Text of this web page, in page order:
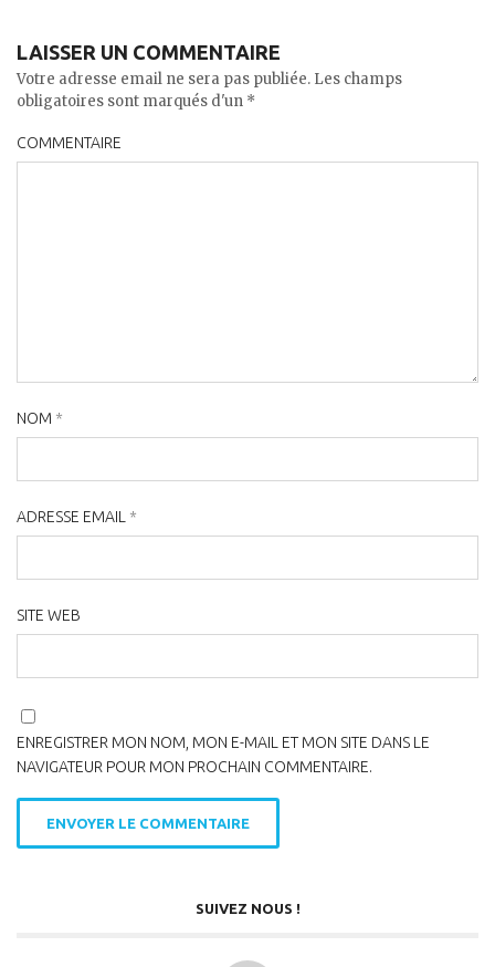
LAISSER UN COMMENTAIRE
Votre adresse email ne sera pas publiée. Les champs
obligatoires sont marqués d'un *
COMMENTAIRE
NOM *
ADRESSE EMAIL *
SITE WEB
ENREGISTRER MON NOM, MON E-MAIL ET MON SITE DANS LE
NAVIGATEUR POUR MON PROCHAIN COMMENTAIRE.
SUIVEZ NOUS !